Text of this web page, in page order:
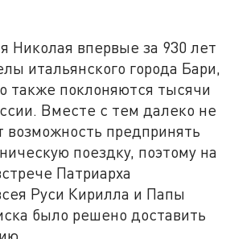
Николая впервые за 930 лет
итальянского города Бари,
также поклоняются тысячи
Вместе с тем далеко не
предпринять
поездку, поэтому на
Патриарха
Руси Кирилла и Папы
было решено доставить